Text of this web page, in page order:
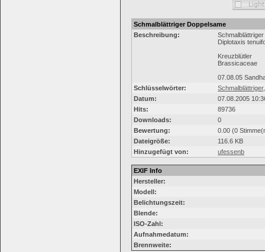
Schmalblättriger Doppelsame
Beschreibung:
Diplotaxis
Kreuzblütler
Brassicaceae
07.08.05
Schlüsselwörter:
Schmalblättriger
Datum:
07.08.2005
Hits:
89736
Downloads:
0
Bewertung:
0.00 (0
Dateigröße:
116.6 KB
Hinzugefügt von:
ufessenb
EXIF Info
Hersteller:
Modell:
Belichtungszeit:
Blende:
ISO-Zahl:
Aufnahmedatum:
Brennweite: